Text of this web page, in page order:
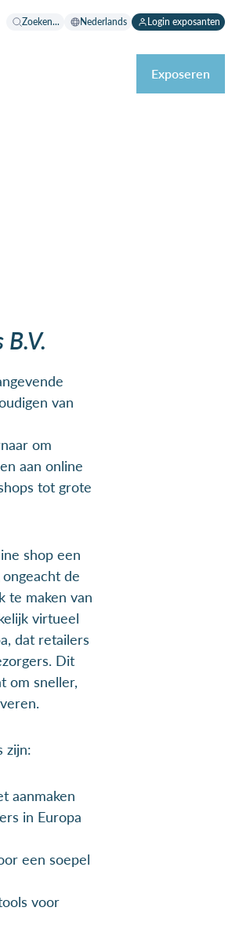
Zoeken... Nederlands Login exposanten
Exposeren
van
om
aan online
tot grote
shop een
de
te maken van
virtueel
dat retailers
Dit
om sneller,
zijn:
aanmaken
in Europa
een soepel
voor